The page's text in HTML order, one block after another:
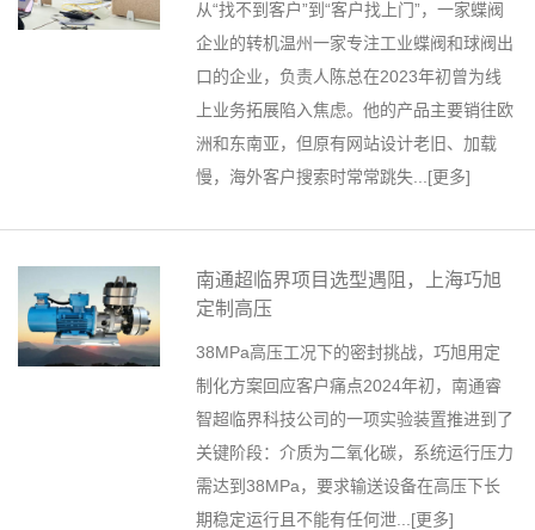
从“找不到客户”到“客户找上门”，一家蝶阀
企业的转机温州一家专注工业蝶阀和球阀出
口的企业，负责人陈总在2023年初曾为线
上业务拓展陷入焦虑。他的产品主要销往欧
洲和东南亚，但原有网站设计老旧、加载
慢，海外客户搜索时常常跳失...[更多]
南通超临界项目选型遇阻，上海巧旭
定制高压
38MPa高压工况下的密封挑战，巧旭用定
制化方案回应客户痛点2024年初，南通睿
智超临界科技公司的一项实验装置推进到了
关键阶段：介质为二氧化碳，系统运行压力
需达到38MPa，要求输送设备在高压下长
期稳定运行且不能有任何泄...[更多]